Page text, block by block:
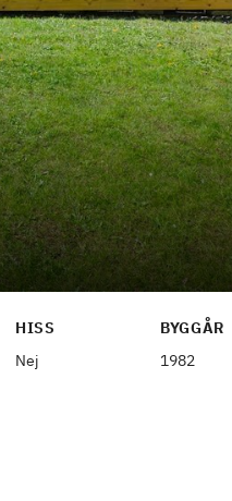
HISS
Nej
BYGGÅR
1982